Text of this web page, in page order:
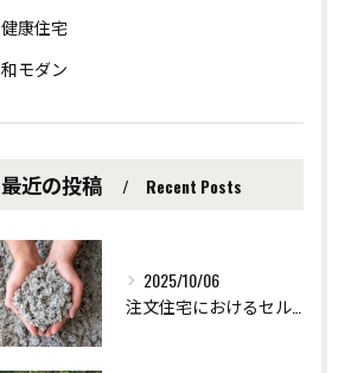
健康住宅
和モダン
最近の投稿 Recent Posts
2025/10/06